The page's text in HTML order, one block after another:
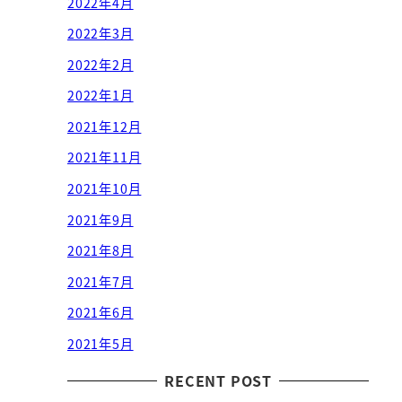
2022年3月
2022年2月
2022年1月
2021年12月
2021年11月
2021年10月
2021年9月
2021年8月
2021年7月
2021年6月
2021年5月
RECENT POST